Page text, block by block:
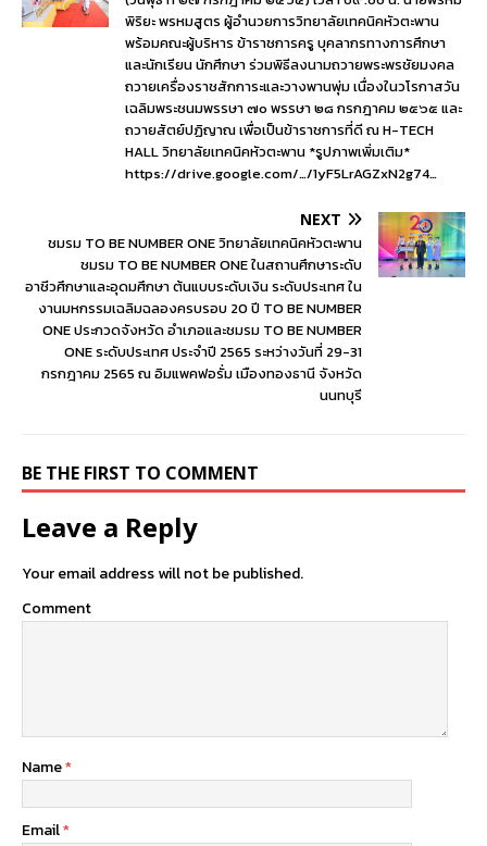
พิริยะ พรหมสูตร ผู้อำนวยการวิทยาลัยเทคนิคหัวตะพาน
พร้อมคณะผู้บริหาร ข้าราชการครู บุคลากรทางการศึกษา
และนักเรียน นักศึกษา ร่วมพิธีลงนามถวายพระพรชัยมงคล
ถวายเครื่องราชสักการะและวางพานพุ่ม เนื่องในวโรกาสวัน
เฉลิมพระชนมพรรษา ๗๐ พรรษา ๒๘ กรกฎาคม ๒๕๖๕ และ
ถวายสัตย์ปฏิญาณ เพื่อเป็นข้าราชการที่ดี ณ H-TECH
HALL วิทยาลัยเทคนิคหัวตะพาน *รูปภาพเพิ่มเติม*
https://drive.google.com/…/1yF5LrAGZxN2g74…
NEXT
ชมรม TO BE NUMBER ONE วิทยาลัยเทคนิคหัวตะพาน
ชมรม TO BE NUMBER ONE ในสถานศึกษาระดับ
อาชีวศึกษาและอุดมศึกษา ต้นแบบระดับเงิน ระดับประเทศ ใน
งานมหกรรมเฉลิมฉลองครบรอบ 20 ปี TO BE NUMBER
ONE ประกวดจังหวัด อำเภอและชมรม TO BE NUMBER
ONE ระดับประเทศ ประจำปี 2565 ระหว่างวันที่ 29-31
กรกฎาคม 2565 ณ อิมแพคฟอรั่ม เมืองทองธานี จังหวัด
นนทบุรี
BE THE FIRST TO COMMENT
Leave a Reply
Your email address will not be published.
Comment
Name*
Email*